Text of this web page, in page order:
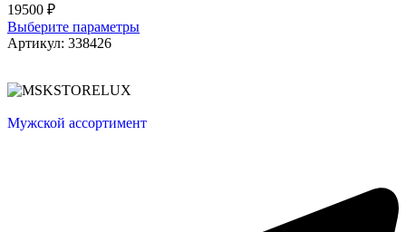
19500 ₽
Выберите параметры
Артикул: 338426
Мужской ассортимент